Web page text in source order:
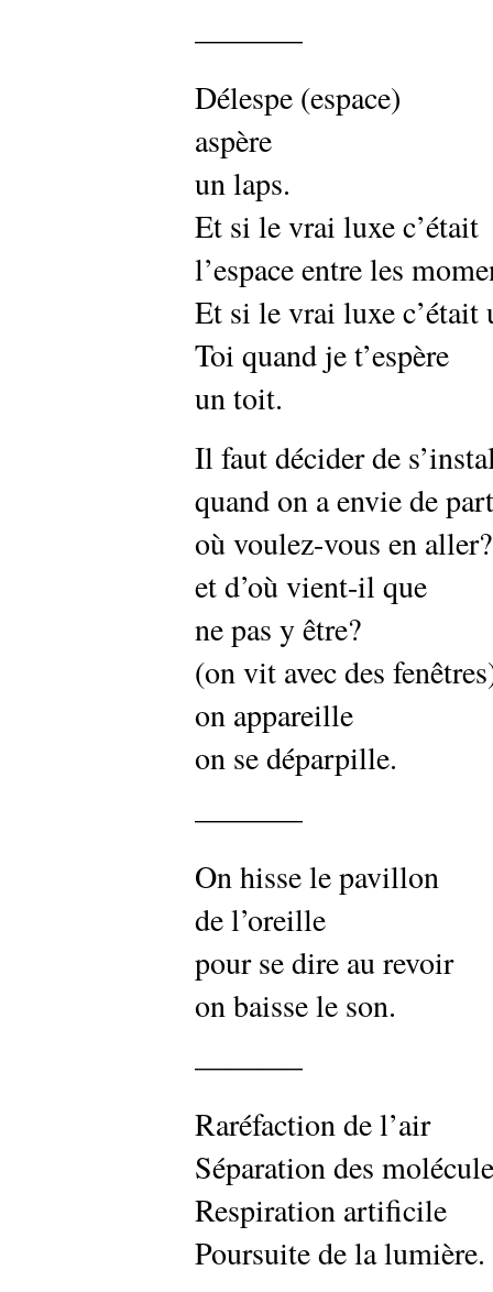
———–
Délespe (espace)
aspère
un laps.
Et si le vrai luxe c’était
l’espace entre les
Et si le vrai luxe c’était
Toi quand je t’espère
un toit.
Il faut décider de
quand on a envie de
où voulez-vous en
et d’où vient-il que
ne pas y être?
(on vit avec des
on appareille
on se déparpille.
———–
On hisse le pavillon
de l’oreille
pour se dire au revoir
on baisse le son.
———–
Raréfaction de l’air
Séparation des
Respiration artificile
Poursuite de la lumière.